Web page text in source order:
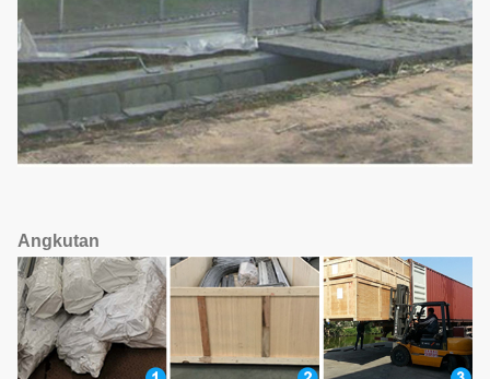
Angkutan